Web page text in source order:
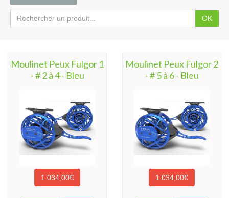
OK
Moulinet Peux Fulgor 1
- # 2 à 4 - Bleu
1 034,00€
Moulinet Peux Fulgor 2
- # 5 à 6 - Bleu
1 034,00€